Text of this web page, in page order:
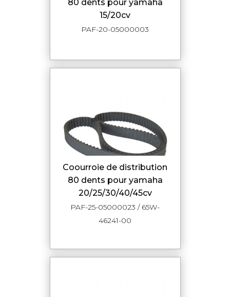
80 dents pour yamaha
15/20cv
PAF-20-05000003
coourroie de distribution
80 dents pour yamaha
20/25/30/40/45cv
PAF-25-05000023 / 65W-
46241-00